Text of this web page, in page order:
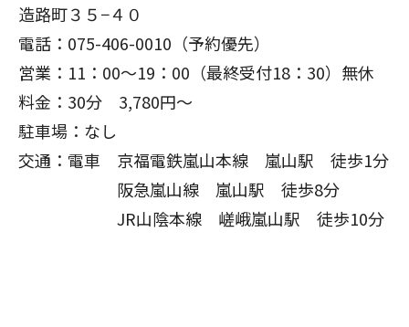
造路町３５−４０
電話：075-406-0010（予約優先）
営業：11：00～19：00（最終受付18：30）無休
料金：30分 3,780円～
駐車場：なし
交通：電車 京福電鉄嵐山本線 嵐山駅 徒歩1分
阪急嵐山線 嵐山駅 徒歩8分
JR山陰本線 嵯峨嵐山駅 徒歩10分